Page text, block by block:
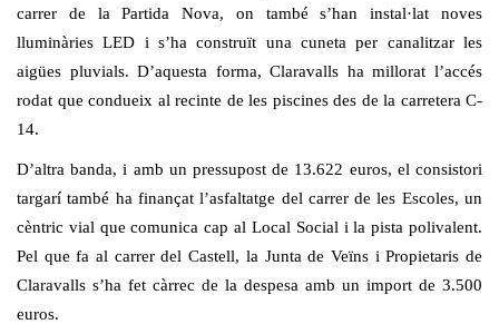
carrer de la Partida Nova, on també s’han instal·lat noves
lluminàries LED i s’ha construït una cuneta per canalitzar les
aigües pluvials. D’aquesta forma, Claravalls ha millorat l’accés
rodat que condueix al recinte de les piscines des de la carretera C-
14.
D’altra banda, i amb un pressupost de 13.622 euros, el consistori
targarí també ha finançat l’asfaltatge del carrer de les Escoles, un
cèntric vial que comunica cap al Local Social i la pista polivalent.
Pel que fa al carrer del Castell, la Junta de Veïns i Propietaris de
Claravalls s’ha fet càrrec de la despesa amb un import de 3.500
euros.